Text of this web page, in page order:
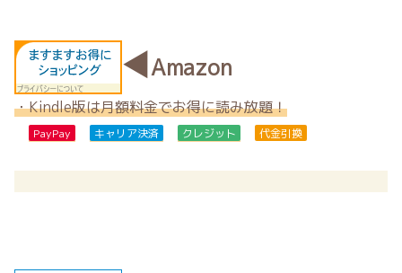
◀Amazon
・Kindle版は月額料金でお得に読み放題！
PayPay キャリア決済 クレジット 代金引換